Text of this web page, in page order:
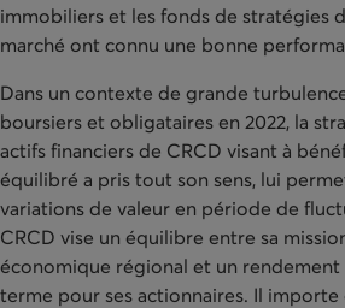
immobiliers et les fonds de stratégies
marché ont connu une bonne
Dans un contexte de grande
boursiers et obligataires en 2022, la
actifs financiers de CRCD visant à
équilibré a pris tout son sens, lui
variations de valeur en période de
CRCD vise un équilibre entre sa
économique régional et un rendement
terme pour ses actionnaires. Il